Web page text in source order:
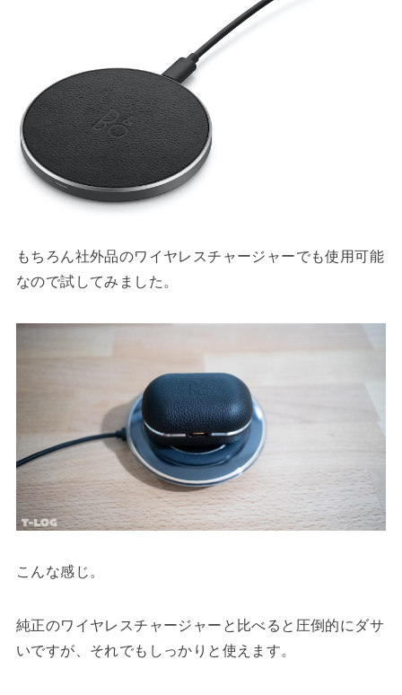
もちろん社外品のワイヤレスチャージャーでも使用可能
なので試してみました。
こんな感じ。
純正のワイヤレスチャージャーと比べると圧倒的にダサ
いですが、それでもしっかりと使えます。